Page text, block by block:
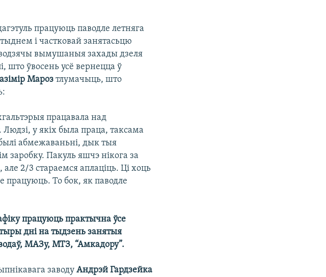
працуюць паводле летняга
і частковай занятасьцю
вымушаныя захады дзеля
што ўвосень усё вернецца ў
Мароз тлумачыць, што
працавала над
у якіх была праца, таксама
абмежаваньні, дык тыя
заробку. Пакуль яшчэ нікога за
2/3 стараемся аплаціць. Ці хоць
працуюць. То бок, як паводле
працуюць практычна ўсе
дні на тыдзень занятыя
МАЗу, МТЗ, “Амкадору”.
заводуАндрэй Гардзейка